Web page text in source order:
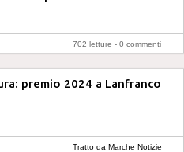
702 letture - 0 commenti
premio 2024 a Lanfranco
Tratto da Marche Notizie